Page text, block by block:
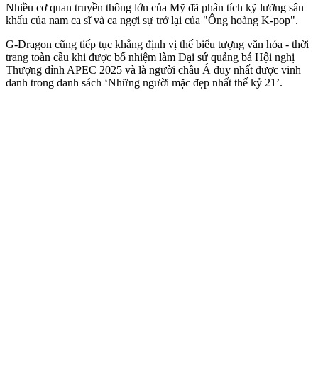
Nhiều cơ quan truyền thông lớn của Mỹ đã phân tích kỹ lưỡng sân
khấu của nam ca sĩ và ca ngợi sự trở lại của "Ông hoàng K-pop".
G-Dragon cũng tiếp tục khẳng định vị thế biểu tượng văn hóa - thời
trang toàn cầu khi được bổ nhiệm làm Đại sứ quảng bá Hội nghị
Thượng đỉnh APEC 2025 và là người châu Á duy nhất được vinh
danh trong danh sách ‘Những người mặc đẹp nhất thế kỷ 21’.